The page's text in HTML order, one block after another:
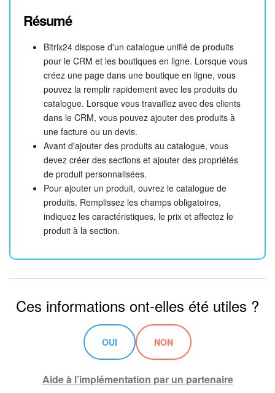
Résumé
Bitrix24 dispose d'un catalogue unifié de produits
pour le CRM et les boutiques en ligne. Lorsque vous
créez une page dans une boutique en ligne, vous
pouvez la remplir rapidement avec les produits du
catalogue. Lorsque vous travaillez avec des clients
dans le CRM, vous pouvez ajouter des produits à
une facture ou un devis.
Avant d'ajouter des produits au catalogue, vous
devez créer des sections et ajouter des propriétés
de produit personnalisées.
Pour ajouter un produit, ouvrez le catalogue de
produits. Remplissez les champs obligatoires,
indiquez les caractéristiques, le prix et affectez le
produit à la section.
Ces informations ont-elles été utiles ?
OUI NON
Aide à l’implémentation par un partenaire